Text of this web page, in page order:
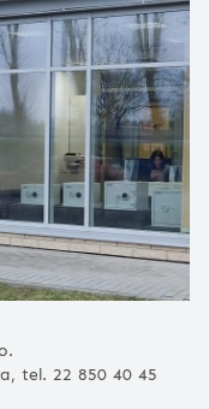
tel. 22 850 40 45